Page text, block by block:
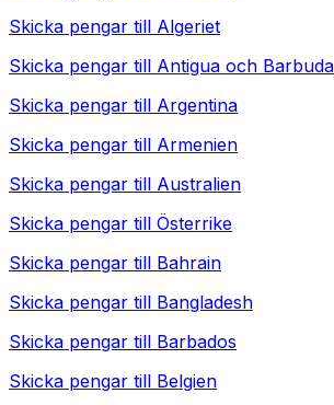
Skicka pengar till Algeriet
Skicka pengar till Antigua och Barbuda
Skicka pengar till Argentina
Skicka pengar till Armenien
Skicka pengar till Australien
Skicka pengar till Österrike
Skicka pengar till Bahrain
Skicka pengar till Bangladesh
Skicka pengar till Barbados
Skicka pengar till Belgien